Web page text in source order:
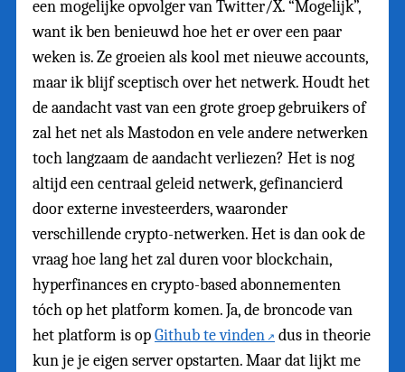
een mogelijke opvolger van Twitter/X. “Mogelijk”,
want ik ben benieuwd hoe het er over een paar
weken is. Ze groeien als kool met nieuwe accounts,
maar ik blijf sceptisch over het netwerk. Houdt het
de aandacht vast van een grote groep gebruikers of
zal het net als Mastodon en vele andere netwerken
toch langzaam de aandacht verliezen? Het is nog
altijd een centraal geleid netwerk, gefinancierd
door externe investeerders, waaronder
verschillende crypto-netwerken. Het is dan ook de
vraag hoe lang het zal duren voor blockchain,
hyperfinances en crypto-based abonnementen
tóch op het platform komen. Ja, de broncode van
het platform is opGithub te vinden
dus in theorie
kun je je eigen server opstarten. Maar dat lijkt me